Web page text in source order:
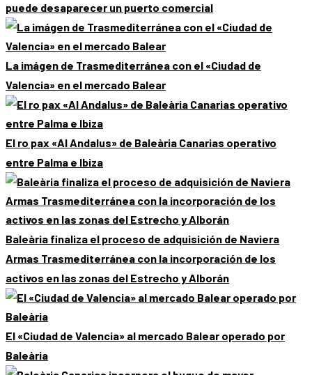
puede desaparecer un puerto comercial
La imágen de Trasmediterránea con el «Ciudad de
Valencia» en el mercado Balear
El ro pax «Al Andalus» de Baleària Canarias operativo
entre Palma e Ibiza
Baleària finaliza el proceso de adquisición de Naviera
Armas Trasmediterránea con la incorporación de los
activos en las zonas del Estrecho y Alborán
El «Ciudad de Valencia» al mercado Balear operado por
Baleària